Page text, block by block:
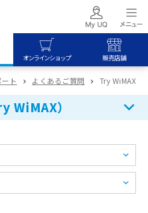
オンラインショップ 販売店舗
ト よくあるご質問 Try WiMAX
WiMAX）